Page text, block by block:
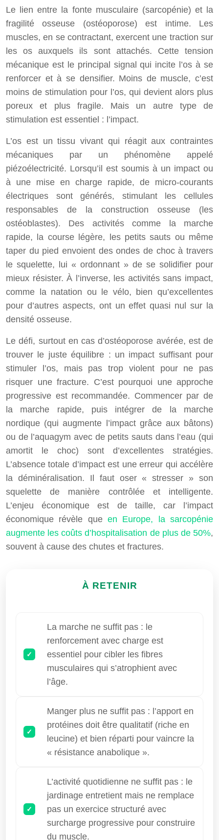
Le lien entre la fonte musculaire (sarcopénie) et la
fragilité osseuse (ostéoporose) est intime. Les
muscles, en se contractant, exercent une traction sur
les os auxquels ils sont attachés. Cette tension
mécanique est le principal signal qui incite l’os à se
renforcer et à se densifier. Moins de muscle, c’est
moins de stimulation pour l’os, qui devient alors plus
poreux et plus fragile. Mais un autre type de
stimulation est essentiel : l’impact.
L’os est un tissu vivant qui réagit aux contraintes
mécaniques par un phénomène appelé
piézoélectricité. Lorsqu’il est soumis à un impact ou
à une mise en charge rapide, de micro-courants
électriques sont générés, stimulant les cellules
responsables de la construction osseuse (les
ostéoblastes). Des activités comme la marche
rapide, la course légère, les petits sauts ou même
taper du pied envoient des ondes de choc à travers
le squelette, lui « ordonnant » de se solidifier pour
mieux résister. À l’inverse, les activités sans impact,
comme la natation ou le vélo, bien qu’excellentes
pour d’autres aspects, ont un effet quasi nul sur la
densité osseuse.
Le défi, surtout en cas d’ostéoporose avérée, est de
trouver le juste équilibre : un impact suffisant pour
stimuler l’os, mais pas trop violent pour ne pas
risquer une fracture. C’est pourquoi une approche
progressive est recommandée. Commencer par de
la marche rapide, puis intégrer de la marche
nordique (qui augmente l’impact grâce aux bâtons)
ou de l’aquagym avec de petits sauts dans l’eau (qui
amortit le choc) sont d’excellentes stratégies.
L’absence totale d’impact est une erreur qui accélère
la déminéralisation. Il faut oser « stresser » son
squelette de manière contrôlée et intelligente.
L’enjeu économique est de taille, car l’impact
économique révèle que en Europe, la sarcopénie
augmente les coûts d’hospitalisation de plus de 50%,
souvent à cause des chutes et fractures.
À RETENIR
La marche ne suffit pas : le
renforcement avec charge est
essentiel pour cibler les fibres
musculaires qui s’atrophient avec
l’âge.
Manger plus ne suffit pas : l’apport en
protéines doit être qualitatif (riche en
leucine) et bien réparti pour vaincre la
« résistance anabolique ».
L’activité quotidienne ne suffit pas : le
jardinage entretient mais ne remplace
pas un exercice structuré avec
surcharge progressive pour construire
du muscle.